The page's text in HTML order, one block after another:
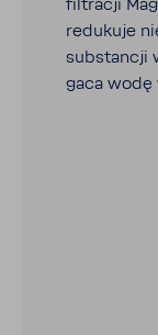
filtracji
redu­kuje
substancji
gaca wodę